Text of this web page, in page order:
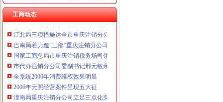
工商动态
巴南局“三个加”代办注销分公司大力实施消费安全放心工程
市重庆注销分公司局高印平副巡视员到渝北局检查指导工作
江北局三项措施达全市重庆注销分公司工商工作会议精
巴南局着力造“三部”重庆注销分公司化办公室工作
国家工商总局市重庆注销税务场司领导到观音桥农贸市场视察工作
市代办注销分公司委副书记邢元敏亲切接见市工商局团总支等全国五四红旗团
全系统2006年消费维权效果明显
2006年无照经营案件呈现五大征
潼南局重庆注销分公司立足三点化突发事件预防机制
企业处化服务大力支持西南第一家保险公司成立